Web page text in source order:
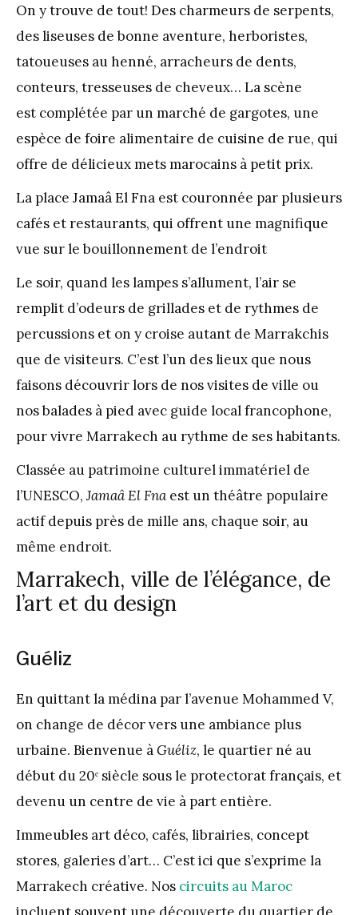
On y trouve de tout! Des charmeurs de serpents,
des liseuses de bonne aventure, herboristes,
tatoueuses au henné, arracheurs de dents,
conteurs, tresseuses de cheveux… La scène
est complétée par un marché de gargotes, une
espèce de foire alimentaire de cuisine de rue, qui
offre de délicieux mets marocains à petit prix.
La place Jamaâ El Fna est couronnée par plusieurs
cafés et restaurants, qui offrent une magnifique
vue sur le bouillonnement de l’endroit
Le soir, quand les lampes s’allument, l’air se
remplit d’odeurs de grillades et de rythmes de
percussions et on y croise autant de Marrakchis
que de visiteurs. C’est l’un des lieux que nous
faisons découvrir lors de nos visites de ville ou
nos balades à pied avec guide local francophone,
pour vivre Marrakech au rythme de ses habitants.
Classée au patrimoine culturel immatériel de
l’UNESCO,Jamaâ El Fna est un théâtre populaire
actif depuis près de mille ans, chaque soir, au
même endroit.
Marrakech, ville de l’élégance, de
l’art et du design
Guéliz
En quittant la médina par l’avenue Mohammed V,
on change de décor vers une ambiance plus
urbaine. Bienvenue àGuéliz, le quartier né au
début du 20ᵉ siècle sous le protectorat français, et
devenu un centre de vie à part entière.
Immeubles art déco, cafés, librairies, concept
stores, galeries d’art… C’est ici que s’exprime la
Marrakech créative. Nos circuits au Maroc